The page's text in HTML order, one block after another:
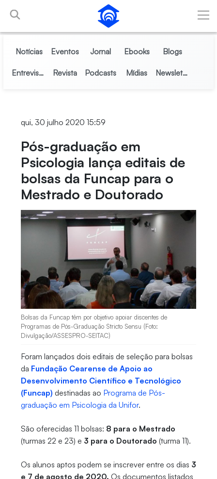
Pular para o Conteúdo principal
Notícias Eventos Jornal Ebooks Blogs
Entrevistas Revista Podcasts Mídias Newsletter
qui, 30 julho 2020 15:59
Pós-graduação em
Psicologia lança editais de
bolsas da Funcap para o
Mestrado e Doutorado
Bolsas da Funcap têm por objetivo apoiar discentes de
Programas de Pós-Graduação Stricto Sensu (Foto:
Divulgação/ASSESPRO-SEITAC)
Foram lançados dois editais de seleção para bolsas
da Fundação Cearense de Apoio ao
Desenvolvimento Científico e Tecnológico
(Funcap) destinadas ao Programa de Pós-
graduação em Psicologia da Unifor.
São oferecidas 11 bolsas: 8 para o Mestrado
(turmas 22 e 23) e 3 para o Doutorado (turma 11).
Os alunos aptos podem se inscrever entre os dias 3
e 7 de agosto de 2020. Os documentos listados